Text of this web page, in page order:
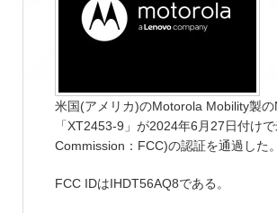
米国(アメリカ)のMotorola Mobility製
「XT2453-9」が2024年6月27日付け
Commission：FCC)の認証を通過した。
FCC IDはIHDT56AQ8である。